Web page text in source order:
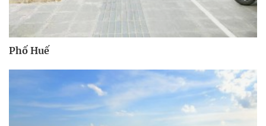
Phố Huế